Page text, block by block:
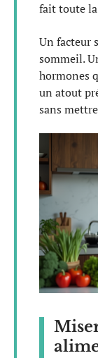
fait toute
Un facteur
sommeil.
hormones
un atout
sans